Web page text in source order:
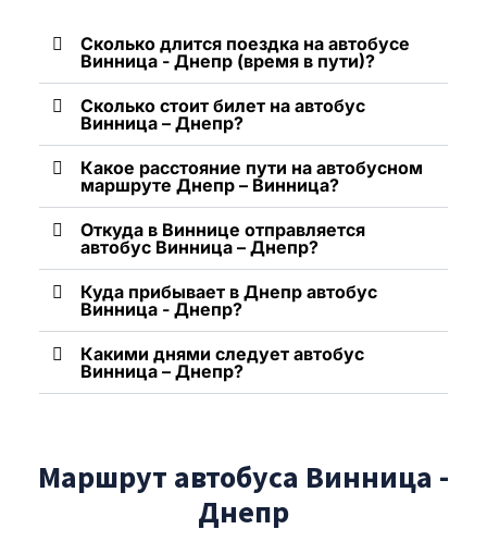
Сколько длится поездка на автобусе
Винница - Днепр (время в пути)?
Сколько стоит билет на автобус
Винница – Днепр?
Какое расстояние пути на автобусном
маршруте Днепр – Винница?
Откуда в Виннице отправляется
автобус Винница – Днепр?
Куда прибывает в Днепр автобус
Винница - Днепр?
Какими днями следует автобус
Винница – Днепр?
Маршрут автобуса Винница -
Днепр